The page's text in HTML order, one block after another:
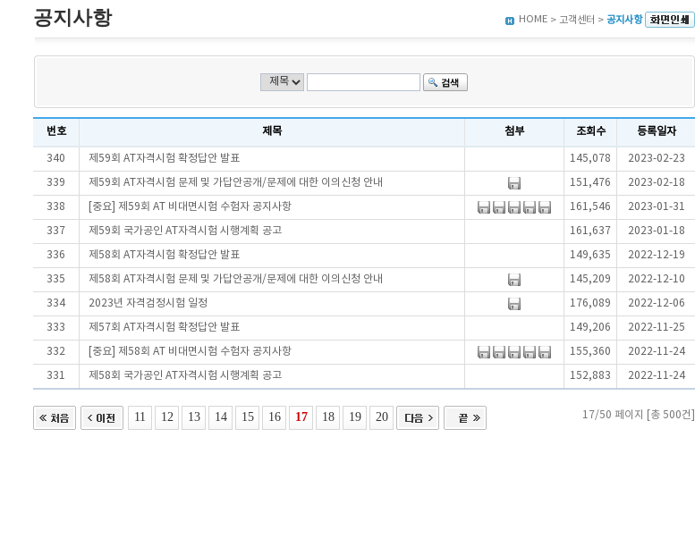
공지사항 HOME > 고객센터 > 공지사항
번호 제목 첨부 조회수 등록일자
340 제59회 AT자격시험 확정답안 발표 145,078 2023-02-23
339 제59회 AT자격시험 문제 및 가답안공개/문제에 대한 이의신청 안내 151,476 2023-02-18
338 [중요] 제59회 AT 비대면시험 수험자 공지사항 161,546 2023-01-31
337 제59회 국가공인 AT자격시험 시행계획 공고 161,637 2023-01-18
336 제58회 AT자격시험 확정답안 발표 149,635 2022-12-19
335 제58회 AT자격시험 문제 및 가답안공개/문제에 대한 이의신청 안내 145,209 2022-12-10
334 2023년 자격검정시험 일정 176,089 2022-12-06
333 제57회 AT자격시험 확정답안 발표 149,206 2022-11-25
332 [중요] 제58회 AT 비대면시험 수험자 공지사항 155,360 2022-11-24
331 제58회 국가공인 AT자격시험 시행계획 공고 152,883 2022-11-24
11 12 13 14 15 16 17 18 19 20 17/50 페이지 [총 500건]